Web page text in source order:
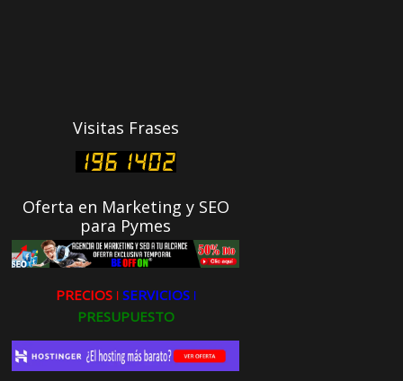
Visitas Frases
Oferta en Marketing y SEO
para Pymes
PRECIOS ǀ SERVICIOS ǀ
PRESUPUESTO